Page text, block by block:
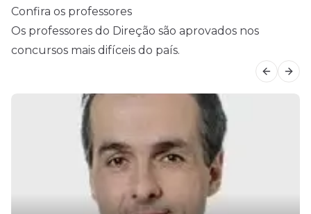
Confira os professores
Os professores do Direção são aprovados nos
concursos mais difíceis do país.